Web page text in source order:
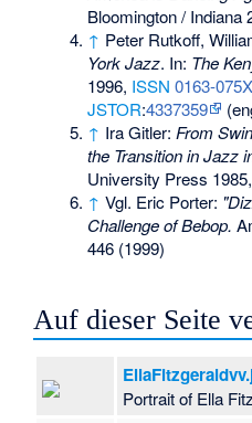
Bloomington / Indiana
↑ Peter Rutkoff,
York Jazz. In: The
1996, ISSN 0163-075X
JSTOR:4337359
↑ Ira Gitler: From
the Transition in Jazz
University Press
↑ Vgl. Eric Porter:
Challenge of Bebop.
446 (1999)
Auf dieser Seite
Portrait of Ella